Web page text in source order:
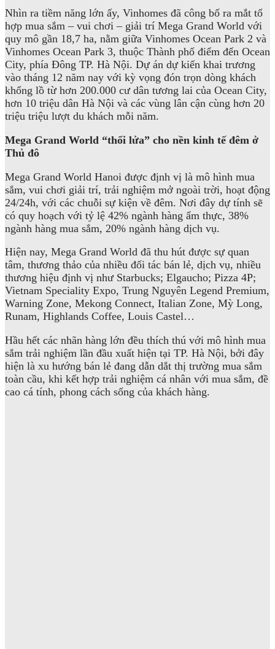
Nhìn ra tiềm năng lớn ấy, Vinhomes đã công bố ra mắt tổ
hợp mua sắm – vui chơi – giải trí Mega Grand World với
quy mô gần 18,7 ha, nằm giữa Vinhomes Ocean Park 2 và
Vinhomes Ocean Park 3, thuộc Thành phố điểm đến Ocean
City, phía Đông TP. Hà Nội. Dự án dự kiến khai trương
vào tháng 12 năm nay với kỳ vọng đón trọn dòng khách
khổng lồ từ hơn 200.000 cư dân tương lai của Ocean City,
hơn 10 triệu dân Hà Nội và các vùng lân cận cùng hơn 20
triệu triệu lượt du khách mỗi năm.
Mega Grand World “thổi lửa” cho nền kinh tế đêm ở
Thủ đô
Mega Grand World Hanoi được định vị là mô hình mua
sắm, vui chơi giải trí, trải nghiệm mở ngoài trời, hoạt động
24/24h, với các chuỗi sự kiện về đêm. Nơi đây dự tính sẽ
có quy hoạch với tỷ lệ 42% ngành hàng ẩm thực, 38%
ngành hàng mua sắm, 20% ngành hàng dịch vụ.
Hiện nay, Mega Grand World đã thu hút được sự quan
tâm, thương thảo của nhiều đối tác bán lẻ, dịch vụ, nhiều
thương hiệu định vị như Starbucks; Elgaucho; Pizza 4P;
Vietnam Speciality Expo, Trung Nguyên Legend Premium,
Warning Zone, Mekong Connect, Italian Zone, Mỳ Long,
Runam, Highlands Coffee, Louis Castel…
Hầu hết các nhãn hàng lớn đều thích thú với mô hình mua
sắm trải nghiệm lần đầu xuất hiện tại TP. Hà Nội, bởi đây
hiện là xu hướng bán lẻ đang dẫn dắt thị trường mua sắm
toàn cầu, khi kết hợp trải nghiệm cá nhân với mua sắm, đề
cao cá tính, phong cách sống của khách hàng.